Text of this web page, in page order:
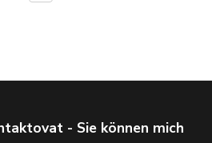
- Sie können mich